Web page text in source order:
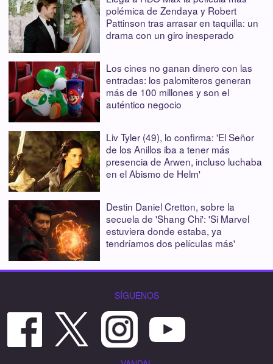
polémica de Zendaya y Robert
Pattinson tras arrasar en taquilla: un
drama con un giro inesperado
Los cines no ganan dinero con las
entradas: los palomiteros generan
más de 100 millones y son el
auténtico negocio
Liv Tyler (49), lo confirma: 'El Señor
de los Anillos iba a tener más
presencia de Arwen, incluso luchaba
en el Abismo de Helm'
Destin Daniel Cretton, sobre la
secuela de 'Shang Chi': 'Si Marvel
estuviera donde estaba, ya
tendríamos dos películas más'
SÍGUENOS